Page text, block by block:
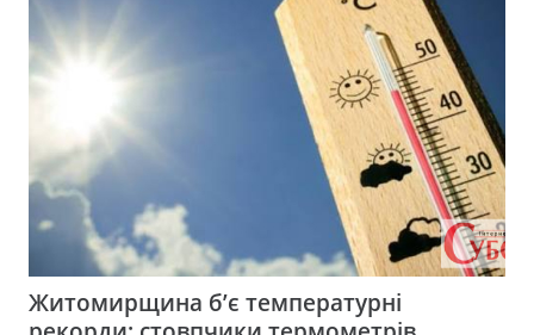
Житомирщина б’є температурні